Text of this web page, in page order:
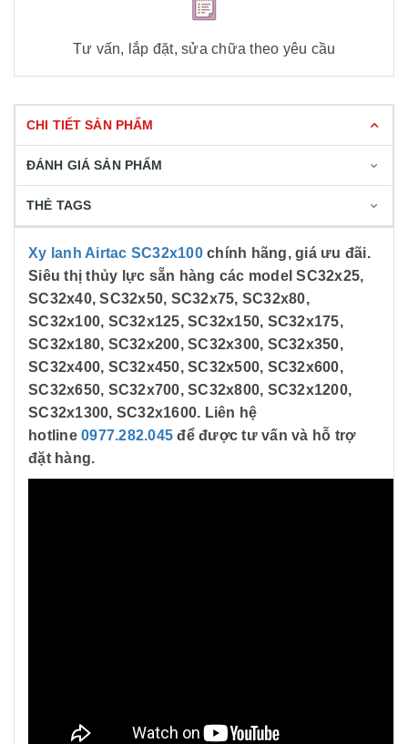
Tư vấn, lắp đặt, sửa chữa theo yêu cầu
CHI TIẾT SẢN PHẨM
ĐÁNH GIÁ SẢN PHẨM
THẺ TAGS
Xy lanh Airtac SC32x100chính hãng, giá ưu đãi.
Siêu thị thủy lực sẵn hàng các model SC32x25,
SC32x40, SC32x50, SC32x75, SC32x80,
SC32x100, SC32x125, SC32x150, SC32x175,
SC32x180, SC32x200, SC32x300, SC32x350,
SC32x400, SC32x450, SC32x500, SC32x600,
SC32x650, SC32x700, SC32x800, SC32x1200,
SC32x1300, SC32x1600. Liên hệ
hotline 0977.282.045 để được tư vấn và hỗ trợ
đặt hàng.